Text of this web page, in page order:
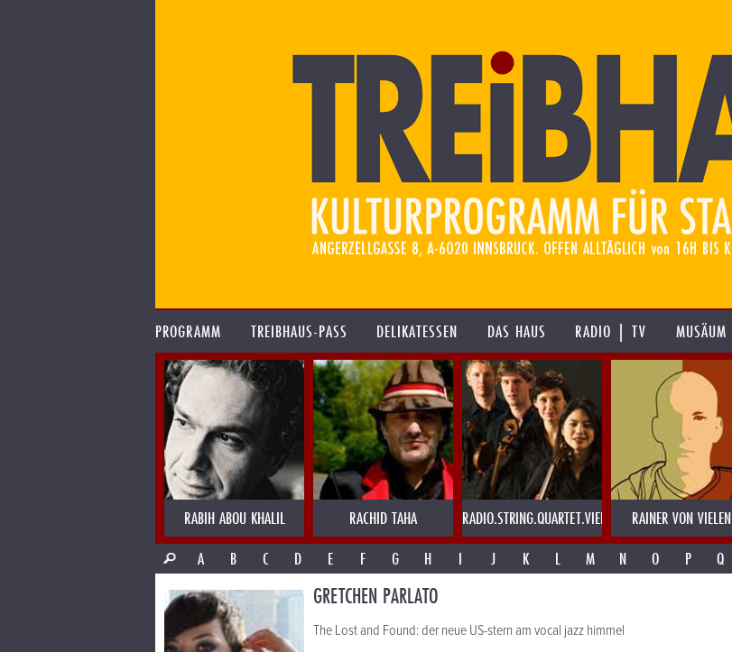
PROGRAMM TREIBHAUS-PASS DELIKATESSEN DAS HAUS RADIO | TV MUSÄUM
RABIH ABOU KHALIL RACHID TAHA RADIO.STRING.QUARTET.VIENNA RAINER VON VIELEN
A
B C D E F G H I J K L M N O P Q
GRETCHEN PARLATO
The Lost and Found: der neue US-stern am vocal jazz himmel